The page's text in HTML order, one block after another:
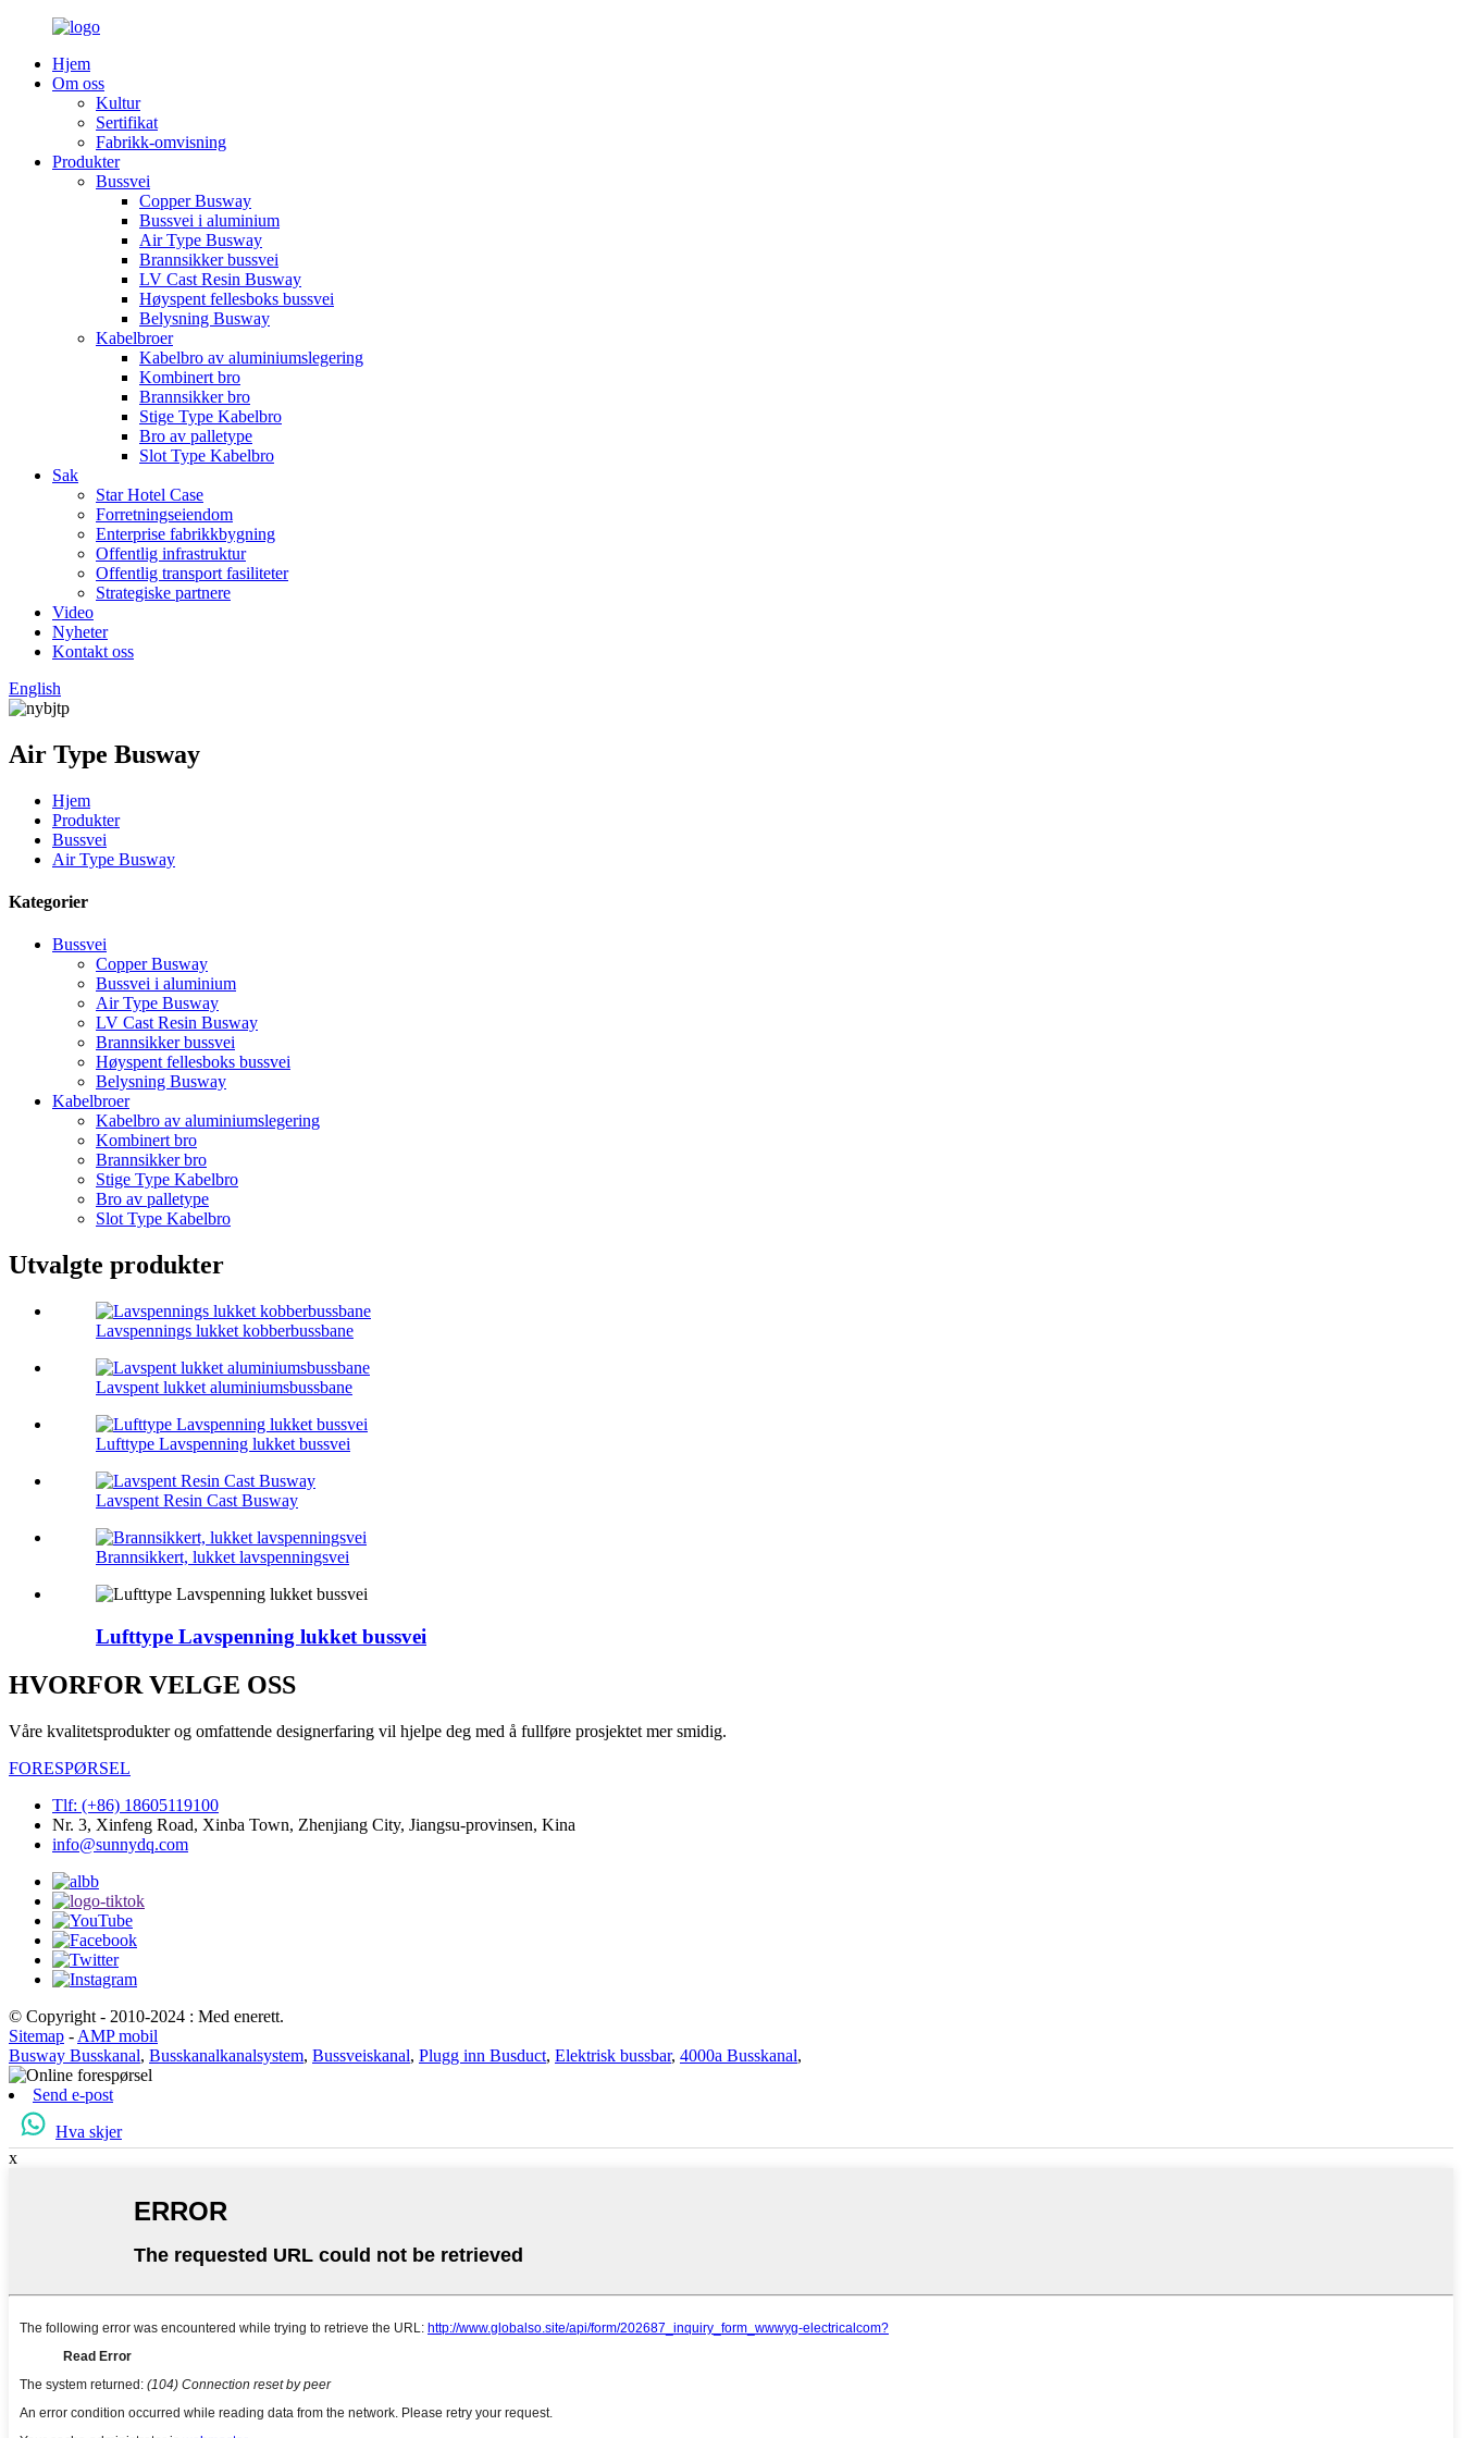
Hjem
Om oss
Kultur
Sertifikat
Fabrikk-omvisning
Produkter
Bussvei
Copper Busway
Bussvei i aluminium
Air Type Busway
Brannsikker bussvei
LV Cast Resin Busway
Høyspent fellesboks bussvei
Belysning Busway
Kabelbroer
Kabelbro av aluminiumslegering
Kombinert bro
Brannsikker bro
Stige Type Kabelbro
Bro av palletype
Slot Type Kabelbro
Sak
Star Hotel Case
Forretningseiendom
Enterprise fabrikkbygning
Offentlig infrastruktur
Offentlig transport fasiliteter
Strategiske partnere
Video
Nyheter
Kontakt oss
English
Air Type Busway
Hjem
Produkter
Bussvei
Air Type Busway
Kategorier
Bussvei
Copper Busway
Bussvei i aluminium
Air Type Busway
LV Cast Resin Busway
Brannsikker bussvei
Høyspent fellesboks bussvei
Belysning Busway
Kabelbroer
Kabelbro av aluminiumslegering
Kombinert bro
Brannsikker bro
Stige Type Kabelbro
Bro av palletype
Slot Type Kabelbro
Utvalgte produkter
Lavspennings lukket kobberbussbane
Lavspent lukket aluminiumsbussbane
Lufttype Lavspenning lukket bussvei
Lavspent Resin Cast Busway
Brannsikkert, lukket lavspenningsvei
Lufttype Lavspenning lukket bussvei
HVORFOR VELGE OSS
Våre kvalitetsprodukter og omfattende designerfaring vil hjelpe deg med å fullføre prosjektet mer smidig.
FORESPØRSEL
Tlf: (+86) 18605119100
Nr. 3, Xinfeng Road, Xinba Town, Zhenjiang City, Jiangsu-provinsen, Kina
info@sunnydq.com
© Copyright - 2010-2024 : Med enerett.
Sitemap - AMP mobil
Busway Busskanal, Busskanalkanalsystem, Bussveiskanal, Plugg inn Busduct, Elektrisk bussbar, 4000a Busskanal,
Send e-post
Hva skjer
x